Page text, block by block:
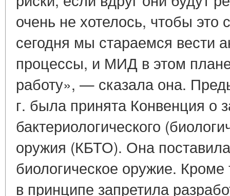
очень не хотелось, чтобы это
сегодня мы стараемся вести
процессы, и МИД в этом
работу», — сказала она.
г. была принята Конвенция о
бактериологического
оружия (КБТО). Она
биологическое оружие. Кроме
в принципе запретила